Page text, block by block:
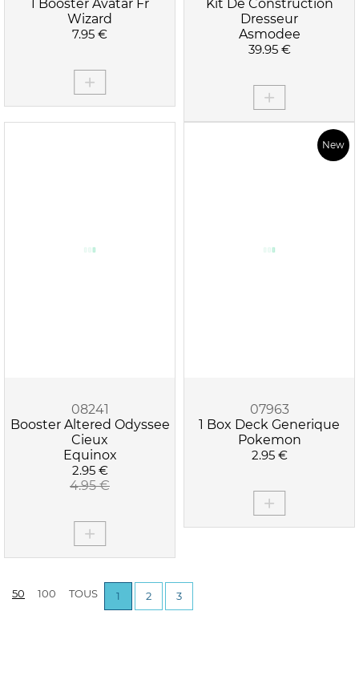
1 Booster Avatar Fr
Wizard
7.95 €
Kit De Construction
Dresseur
Asmodee
39.95 €
08241
Booster Altered Odyssee
Cieux
Equinox
2.95 €
4.95 €
New
07963
1 Box Deck Generique
Pokemon
2.95 €
50 100 TOUS 1 2 3